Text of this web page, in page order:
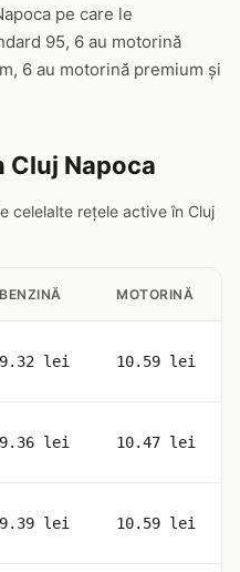
pe care le
95, 6 au motorină
6 au motorină premium și
Cluj Napoca
celelalte rețele active în Cluj
BENZINĂ MOTORINĂ
9.32 lei 10.59 lei
9.36 lei 10.47 lei
9.39 lei 10.59 lei